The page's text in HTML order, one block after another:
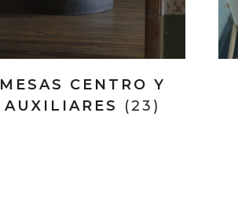
MESAS CENTRO Y
AUXILIARES (23)